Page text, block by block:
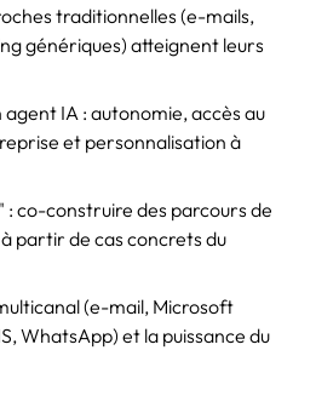
traditionnelles (e-mails,
génériques) atteignent leurs
IA : autonomie, accès au
et personnalisation à
: co-construire des parcours de
partir de cas concrets du
(e-mail, Microsoft
WhatsApp) et la puissance du